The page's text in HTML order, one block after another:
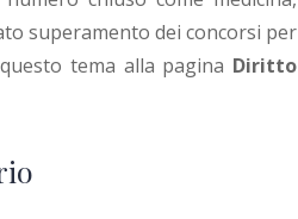
superamento dei concorsi per
tema alla pagina Diritto